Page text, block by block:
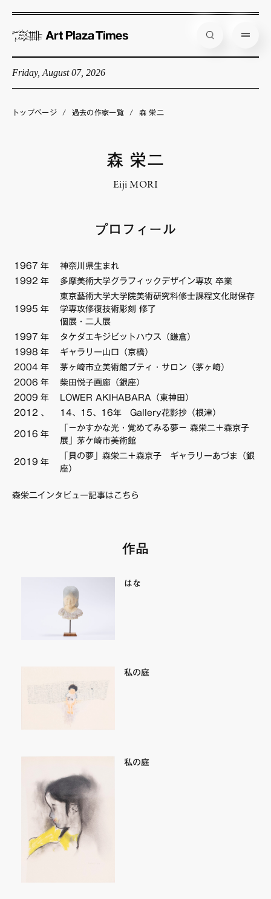
Friday, August 07, 2026
企画展情報
トップページ / 過去の作家一覧 / 森 栄二
森 栄二
Eiji MORI
プロフィール
1967 年
神奈川県生まれ
1992 年 多摩美術大学グラフィックデザイン専攻 卒業
1995 年
東京藝術大学大学院美術研究科修士課程文化財保存
学専攻修復技術彫刻 修了
個展・二人展
1997 年
タケダエキジビットハウス（鎌倉）
1998 年
ギャラリー山口（京橋）
2004 年
茅ヶ崎市立美術館プティ・サロン（茅ヶ崎）
2006 年
柴田悦子画廊（銀座）
2009 年
LOWER AKIHABARA（東神田）
2012 、 14、15、16年 Gallery花影抄（根津）
2016 年
「－かすかな光・覚めてみる夢－ 森栄二＋森京子
展」茅ケ崎市美術館
2019 年
「貝の夢」森栄二＋森京子 ギャラリーあづま（銀
座）
森栄二インタビュー記事はこちら
作品
はな
私の庭
私の庭